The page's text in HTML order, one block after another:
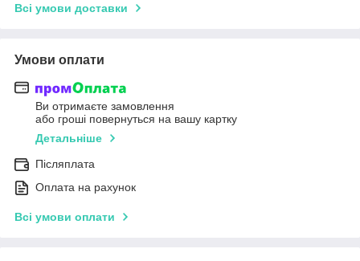
Всі умови доставки
Умови оплати
Ви отримаєте замовлення
або гроші повернуться на вашу картку
Детальніше
Післяплата
Оплата на рахунок
Всі умови оплати